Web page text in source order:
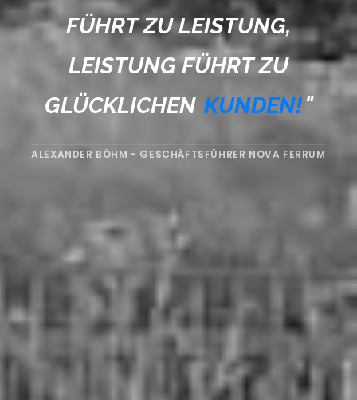
FÜHRT ZU LEISTUNG,
LEISTUNG FÜHRT ZU
GLÜCKLICHEN KUNDEN!"
ALEXANDER BÖHM - GESCHÄFTSFÜHRER NOVA FERRUM